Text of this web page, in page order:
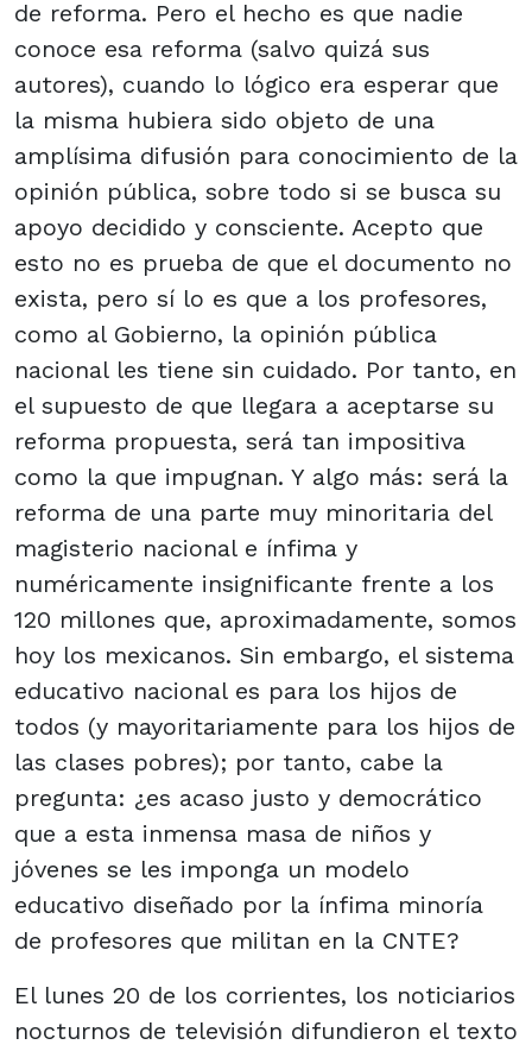
de reforma. Pero el hecho es que nadie
conoce esa reforma (salvo quizá sus
autores), cuando lo lógico era esperar que
la misma hubiera sido objeto de una
amplísima difusión para conocimiento de la
opinión pública, sobre todo si se busca su
apoyo decidido y consciente. Acepto que
esto no es prueba de que el documento no
exista, pero sí lo es que a los profesores,
como al Gobierno, la opinión pública
nacional les tiene sin cuidado. Por tanto, en
el supuesto de que llegara a aceptarse su
reforma propuesta, será tan impositiva
como la que impugnan. Y algo más: será la
reforma de una parte muy minoritaria del
magisterio nacional e ínfima y
numéricamente insignificante frente a los
120 millones que, aproximadamente, somos
hoy los mexicanos. Sin embargo, el sistema
educativo nacional es para los hijos de
todos (y mayoritariamente para los hijos de
las clases pobres); por tanto, cabe la
pregunta: ¿es acaso justo y democrático
que a esta inmensa masa de niños y
jóvenes se les imponga un modelo
educativo diseñado por la ínfima minoría
de profesores que militan en la CNTE?
El lunes 20 de los corrientes, los noticiarios
nocturnos de televisión difundieron el texto